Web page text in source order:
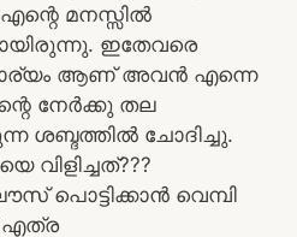
എന്റെ മനസ്സിൽ
ഇതേവരെ
ആണ് അവൻ എന്നെ
നേർക്കു തല
ശബ്ദത്തിൽ ചോദിച്ചു.
വിളിച്ചത്???
പൊട്ടിക്കാൻ വെമ്പി
എത്ര